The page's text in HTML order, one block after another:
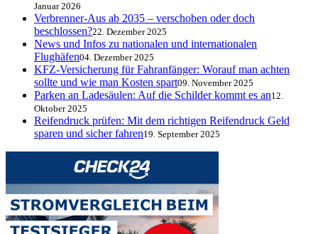
Januar 2026
Verbrenner-Aus ab 2035 – verschoben oder doch
beschlossen?22. Dezember 2025
News und Infos zu nationalen und internationalen
Flughäfen04. Dezember 2025
KFZ-Versicherung für Fahranfänger: Worauf man achten
sollte und wie man Kosten spart09. November 2025
Parken an Ladesäulen: Auf die Schilder kommt es an12.
Oktober 2025
Reifendruck prüfen: Mit dem richtigen Reifendruck Geld
sparen und sicher fahren19. September 2025